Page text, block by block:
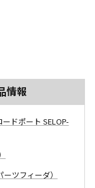
情報
ドポート SELOP-
ツフィーダ）